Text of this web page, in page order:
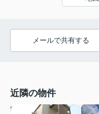
メールで共有する
近隣の物件